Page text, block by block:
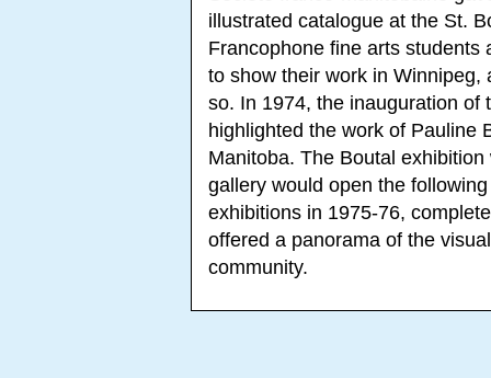
illustrated catalogue at the St.
Francophone fine arts students
to show their work in
so. In 1974, the inauguration of
highlighted the work of Pauline
Manitoba. The Boutal
gallery would open the
exhibitions in 1975-76,
offered a panorama of the
community.